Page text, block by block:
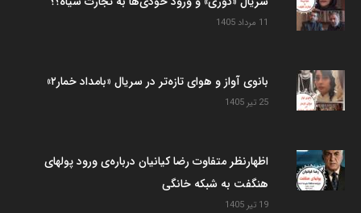
11 مرداد 1405
بانوی آواز و هوای تازه‌تر در سریال «بامداد خمار۲»
25 تیر 1405
اظهارنظر متفاوت رضا کیانیان درباره‌ی ورود پولهای
هنگفت به شبکه خانگی
19 تیر 1405